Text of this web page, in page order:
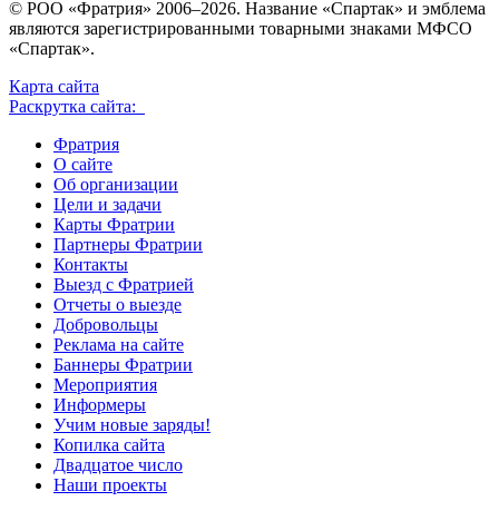
© РОО «Фратрия» 2006–2026. Название «Спартак» и эмблема
являются зарегистрированными товарными знаками МФСО
«Спартак».
Карта сайта
Раскрутка сайта:
Фратрия
О сайте
Об организации
Цели и задачи
Карты Фратрии
Партнеры Фратрии
Контакты
Выезд с Фратрией
Отчеты о выезде
Добровольцы
Реклама на сайте
Баннеры Фратрии
Мероприятия
Информеры
Учим новые заряды!
Копилка сайта
Двадцатое число
Наши проекты